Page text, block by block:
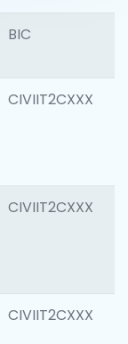
BIC
CIVIIT2CXXX
CIVIIT2CXXX
CIVIIT2CXXX